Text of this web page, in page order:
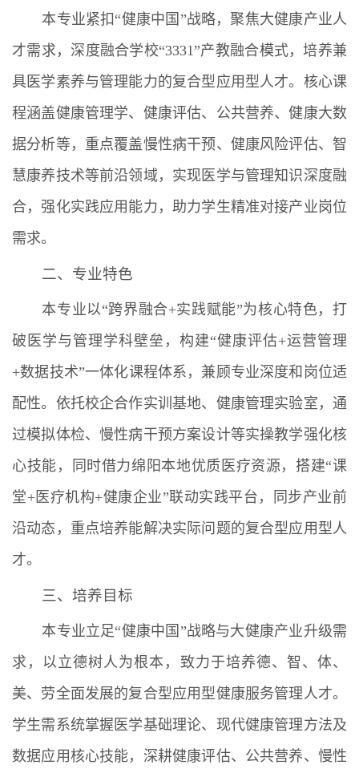
本专业紧扣“健康中国”战略，聚焦大健康产业人
才需求，深度融合学校“3331”产教融合模式，培养兼
具医学素养与管理能力的复合型应用型人才。核心课
程涵盖健康管理学、健康评估、公共营养、健康大数
据分析等，重点覆盖慢性病干预、健康风险评估、智
慧康养技术等前沿领域，实现医学与管理知识深度融
合，强化实践应用能力，助力学生精准对接产业岗位
需求。
二、专业特色
本专业以“跨界融合+实践赋能”为核心特色，打
破医学与管理学科壁垒，构建“健康评估+运营管理
+数据技术”一体化课程体系，兼顾专业深度和岗位适
配性。依托校企合作实训基地、健康管理实验室，通
过模拟体检、慢性病干预方案设计等实操教学强化核
心技能，同时借力绵阳本地优质医疗资源，搭建“课
堂+医疗机构+健康企业”联动实践平台，同步产业前
沿动态，重点培养能解决实际问题的复合型应用型人
才。
三、培养目标
本专业立足“健康中国”战略与大健康产业升级需
求，以立德树人为根本，致力于培养德、智、体、
美、劳全面发展的复合型应用型健康服务管理人才。
学生需系统掌握医学基础理论、现代健康管理方法及
数据应用核心技能，深耕健康评估、公共营养、慢性